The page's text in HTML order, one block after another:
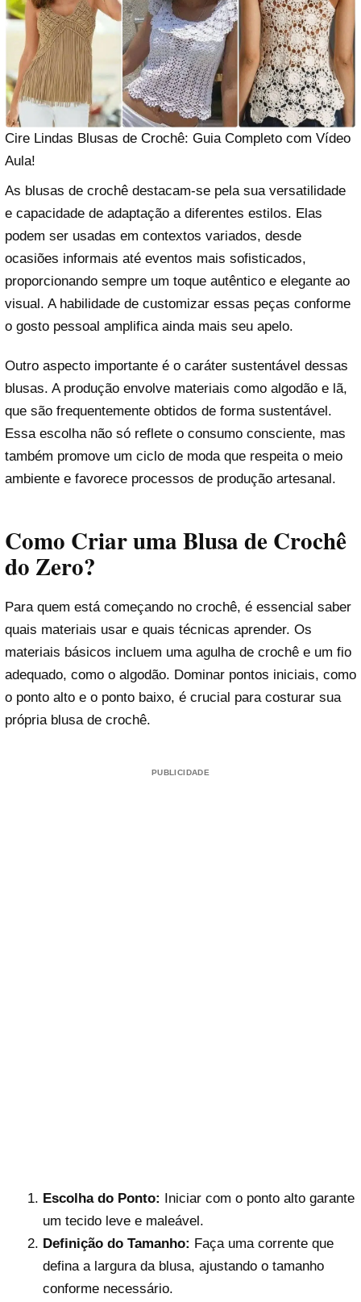
Cire Lindas Blusas de Crochê: Guia Completo com Vídeo
Aula!
As blusas de crochê destacam-se pela sua versatilidade
e capacidade de adaptação a diferentes estilos. Elas
podem ser usadas em contextos variados, desde
ocasiões informais até eventos mais sofisticados,
proporcionando sempre um toque autêntico e elegante ao
visual. A habilidade de customizar essas peças conforme
o gosto pessoal amplifica ainda mais seu apelo.
Outro aspecto importante é o caráter sustentável dessas
blusas. A produção envolve materiais como algodão e lã,
que são frequentemente obtidos de forma sustentável.
Essa escolha não só reflete o consumo consciente, mas
também promove um ciclo de moda que respeita o meio
ambiente e favorece processos de produção artesanal.
Como Criar uma Blusa de Crochê
do Zero?
Para quem está começando no crochê, é essencial saber
quais materiais usar e quais técnicas aprender. Os
materiais básicos incluem uma agulha de crochê e um fio
adequado, como o algodão. Dominar pontos iniciais, como
o ponto alto e o ponto baixo, é crucial para costurar sua
própria blusa de crochê.
PUBLICIDADE
Escolha do Ponto: Iniciar com o ponto alto garante
um tecido leve e maleável.
Definição do Tamanho: Faça uma corrente que
defina a largura da blusa, ajustando o tamanho
conforme necessário.